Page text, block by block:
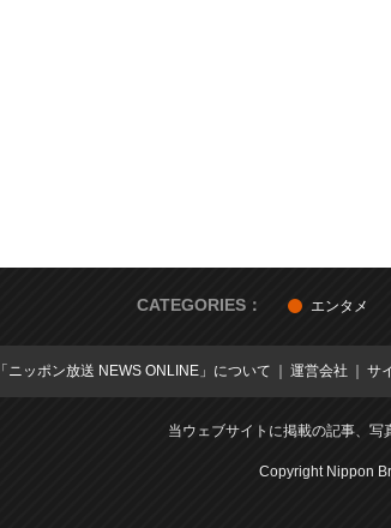
CATEGORIES： エンタメ
「ニッポン放送 NEWS ONLINE」について 運営会社 サ
当ウェブサイトに掲載の記事、写
Copyright Nippon